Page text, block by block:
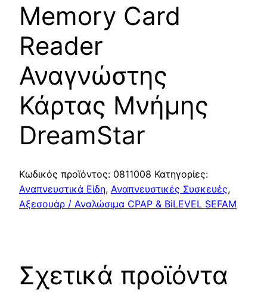
Memory Card
Reader
Αναγνώστης
Κάρτας Μνήμης
DreamStar
Κωδικός προϊόντος: 0811008 Κατηγορίες:
Αναπνευστικά Είδη, Αναπνευστικές Συσκευές,
Αξεσουάρ / Αναλώσιμα CPAP & BiLEVEL SEFAM
Σχετικά προϊόντα